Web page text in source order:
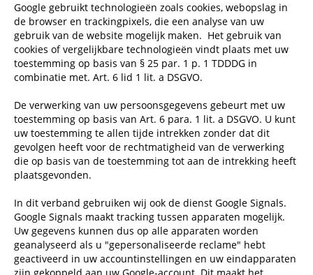
Google gebruikt technologieën zoals cookies, webopslag in
de browser en trackingpixels, die een analyse van uw
gebruik van de website mogelijk maken. Het gebruik van
cookies of vergelijkbare technologieën vindt plaats met uw
toestemming op basis van § 25 par. 1 p. 1 TDDDG in
combinatie met. Art. 6 lid 1 lit. a DSGVO.
De verwerking van uw persoonsgegevens gebeurt met uw
toestemming op basis van Art. 6 para. 1 lit. a DSGVO. U kunt
uw toestemming te allen tijde intrekken zonder dat dit
gevolgen heeft voor de rechtmatigheid van de verwerking
die op basis van de toestemming tot aan de intrekking heeft
plaatsgevonden.
In dit verband gebruiken wij ook de dienst Google Signals.
Google Signals maakt tracking tussen apparaten mogelijk.
Uw gegevens kunnen dus op alle apparaten worden
geanalyseerd als u "gepersonaliseerde reclame" hebt
geactiveerd in uw accountinstellingen en uw eindapparaten